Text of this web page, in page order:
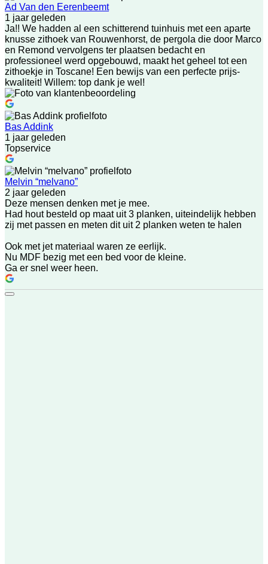
Ad Van den Eerenbeemt
1 jaar geleden
Ja!! We hadden al een schitterend tuinhuis met een aparte
knusse zithoek van Rouwenhorst, de pergola die door Marco
en Remond vervolgens ter plaatsen bedacht en
professioneel werd opgebouwd, maakt het geheel tot een
zithoekje in Toscane! Een bewijs van een perfecte prijs-
kwaliteit! Willem: top dank je wel!
Bas Addink
1 jaar geleden
Topservice
Melvin “melvano”
2 jaar geleden
Deze mensen denken met je mee.
Had hout besteld op maat uit 3 planken, uiteindelijk hebben
zij met passen en meten dit uit 2 planken weten te halen
Ook met jet materiaal waren ze eerlijk.
Nu MDF bezig met een bed voor de kleine.
Ga er snel weer heen.